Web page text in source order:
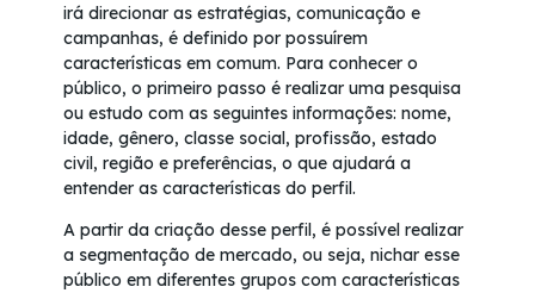
irá direcionar as estratégias, comunicação e
campanhas, é definido por possuírem
características em comum. Para conhecer o
público, o primeiro passo é realizar uma pesquisa
ou estudo com as seguintes informações: nome,
idade, gênero, classe social, profissão, estado
civil, região e preferências, o que ajudará a
entender as características do perfil.
A partir da criação desse perfil, é possível realizar
a segmentação de mercado, ou seja, nichar esse
público em diferentes grupos com características